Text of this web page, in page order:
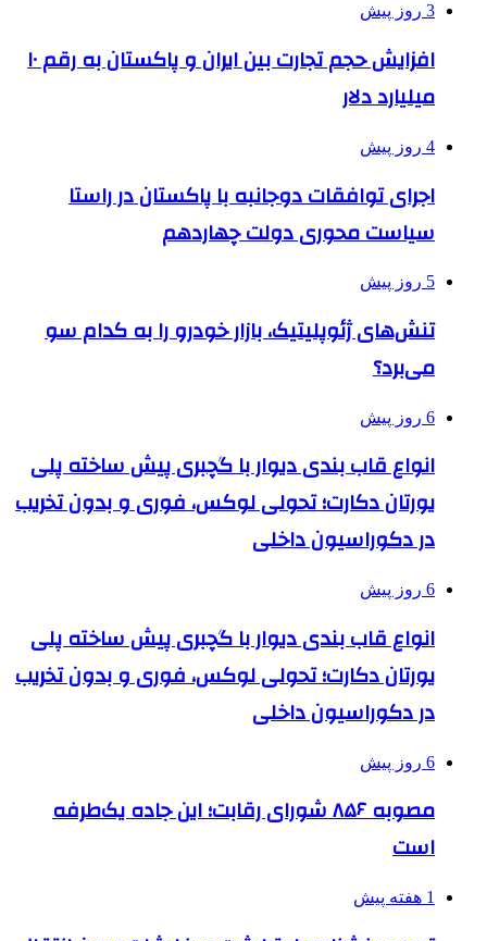
3 روز پیش
افزایش حجم تجارت بین ایران و پاکستان به رقم ۱۰
میلیارد دلار
4 روز پیش
اجرای توافقات دوجانبه با پاکستان در راستا
سیاست محوری دولت چهاردهم
5 روز پیش
تنش‌های ژئوپلیتیک، بازار خودرو را به کدام سو
می‌برد؟
6 روز پیش
انواع قاب بندی دیوار با گچبری پیش ساخته پلی
یورتان دکارت؛ تحولی لوکس، فوری و بدون تخریب
در دکوراسیون داخلی
6 روز پیش
انواع قاب بندی دیوار با گچبری پیش ساخته پلی
یورتان دکارت؛ تحولی لوکس، فوری و بدون تخریب
در دکوراسیون داخلی
6 روز پیش
مصوبه ۸۵۶ شورای رقابت؛ این جاده یک‌طرفه
است
1 هفته پیش